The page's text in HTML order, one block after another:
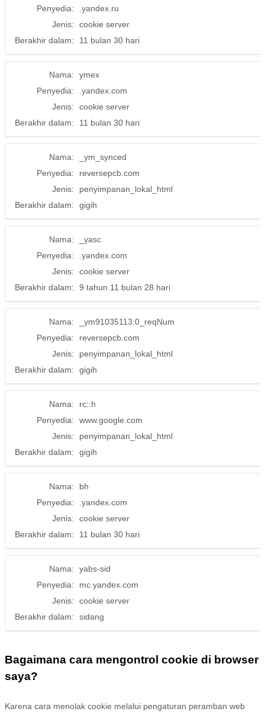
Penyedia:
.yandex.ru
Jenis:
cookie server
Berakhir dalam:
11 bulan 30 hari
Nama:
ymex
Penyedia:
.yandex.com
Jenis:
cookie server
Berakhir dalam:
11 bulan 30 hari
Nama:
_ym_synced
Penyedia:
reversepcb.com
Jenis:
penyimpanan_lokal_html
Berakhir dalam:
gigih
Nama:
_yasc
Penyedia:
.yandex.com
Jenis:
cookie server
Berakhir dalam:
9 tahun 11 bulan 28 hari
Nama:
_ym91035113:0_reqNum
Penyedia:
reversepcb.com
Jenis:
penyimpanan_lokal_html
Berakhir dalam:
gigih
Nama:
rc::h
Penyedia:
www.google.com
Jenis:
penyimpanan_lokal_html
Berakhir dalam:
gigih
Nama:
bh
Penyedia:
.yandex.com
Jenis:
cookie server
Berakhir dalam:
11 bulan 30 hari
Nama:
yabs-sid
Penyedia:
mc.yandex.com
Jenis:
cookie server
Berakhir dalam:
sidang
Bagaimana cara mengontrol cookie di browser
saya?
Karena cara menolak cookie melalui pengaturan peramban web